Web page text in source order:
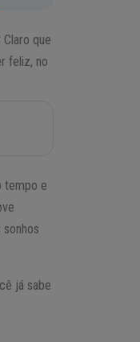
que
feliz, no
tempo e
já sabe